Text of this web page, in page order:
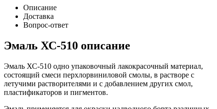
Описание
Доставка
Вопрос-ответ
Эмаль ХС-510 описание
Эмаль ХС-510 одно упаковочный лакокрасочный материал,
состоящий смеси перхлорвиниловой смолы, в растворе с
летучими растворителями и с добавлением других смол,
пластификаторов и пигментов.